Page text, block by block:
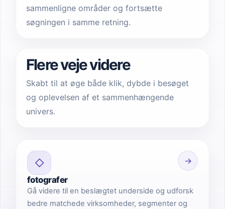
sammenligne områder og fortsætte
søgningen i samme retning.
Flere veje videre
Skabt til at øge både klik, dybde i besøget
og oplevelsen af et sammenhængende
univers.
◇
→
fotografer
Gå videre til en beslægtet underside og udforsk
bedre matchede virksomheder, segmenter og